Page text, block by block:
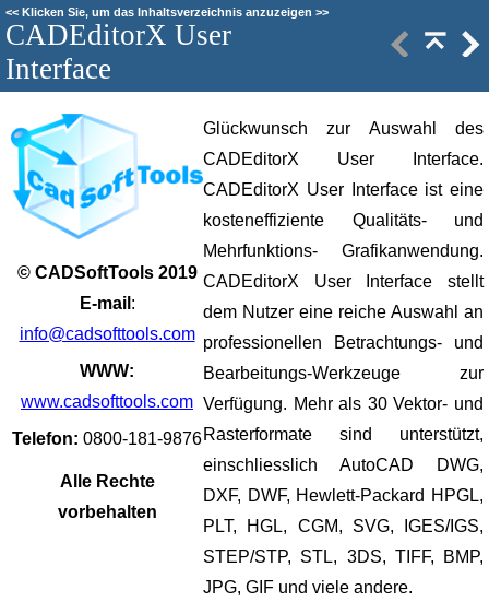
<< Klicken Sie, um das Inhaltsverzeichnis anzuzeigen >>
CADEditorX User
Interface
© CADSoftTools 2019
E-mail :
info@cadsofttools.com
WWW:
www.cadsofttools.com
Telefon: 0800-181-9876
Alle Rechte
vorbehalten
Glückwunsch zur Auswahl des
CADEditorX User Interface.
CADEditorX User Interface ist eine
kosteneffiziente Qualitäts- und
Mehrfunktions- Grafikanwendung.
CADEditorX User Interface stellt
dem Nutzer eine reiche Auswahl an
professionellen Betrachtungs- und
Bearbeitungs-Werkzeuge zur
Verfügung. Mehr als 30 Vektor- und
Rasterformate sind unterstützt,
einschliesslich AutoCAD DWG,
DXF, DWF, Hewlett-Packard HPGL,
PLT, HGL, CGM, SVG, IGES/IGS,
STEP/STP, STL, 3DS, TIFF, BMP,
JPG, GIF und viele andere.